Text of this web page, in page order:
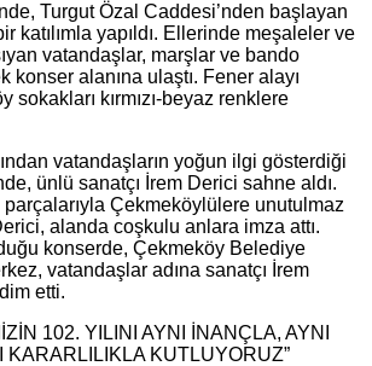
Turgut Özal Caddesi’nden başlayan
katılımla yapıldı. Ellerinde meşaleler ve
vatandaşlar, marşlar ve bando
konser alanına ulaştı. Fener alayı
sokakları kırmızı-beyaz renklere
vatandaşların yoğun ilgi gösterdiği
ünlü sanatçı İrem Derici sahne aldı.
Çekmeköylülere unutulmaz
alanda coşkulu anlara imza attı.
konserde, Çekmeköy Belediye
vatandaşlar adına sanatçı İrem
etti.
102. YILINI AYNI İNANÇLA, AYNI
KARARLILIKLA KUTLUYORUZ”